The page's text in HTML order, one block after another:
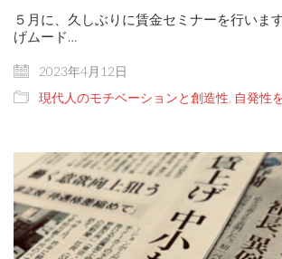
５月に、久しぶりに賃金セミナーを行いま
げムード…
2023年4月12日
現代人のモチベーションと創造性 自発性